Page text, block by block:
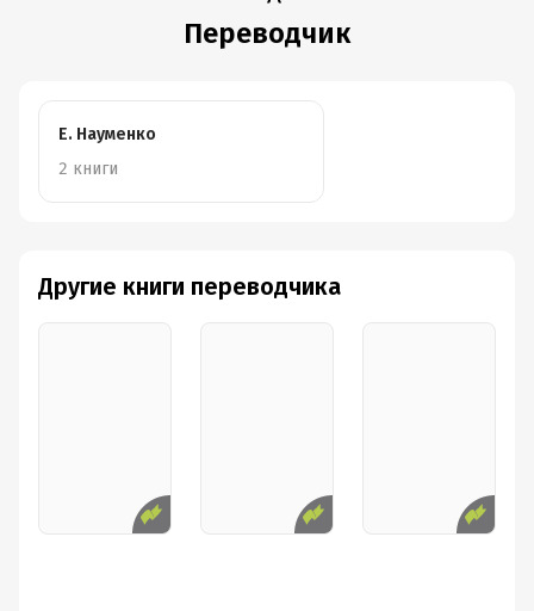
Переводчик
Е. Науменко
2 книги
Другие книги переводчика